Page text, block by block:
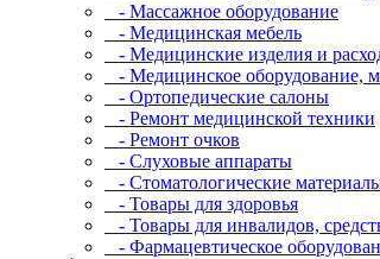
- Массажное оборудование
- Медицинская мебель
- Медицинские изделия и
- Медицинское оборудование,
- Ортопедические салоны
- Ремонт медицинской техники
- Ремонт очков
- Слуховые аппараты
- Стоматологические
- Товары для здоровья
- Товары для инвалидов,
- Фармацевтическое